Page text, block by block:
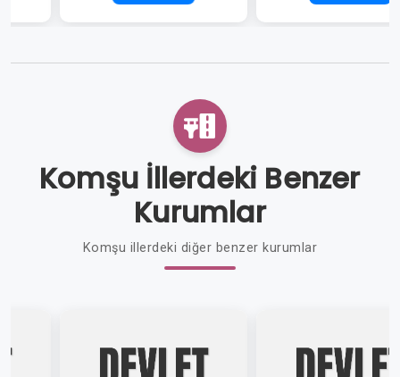
Komşu İllerdeki Benzer
Kurumlar
Komşu illerdeki diğer benzer kurumlar